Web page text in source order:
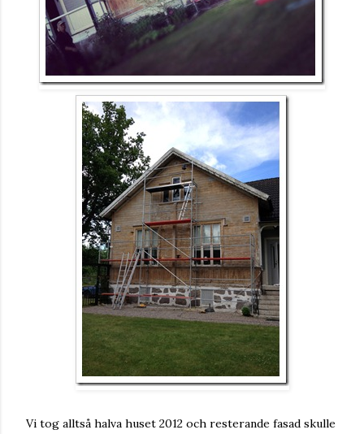
Vi tog alltså halva huset 2012 och resterande fasad skulle